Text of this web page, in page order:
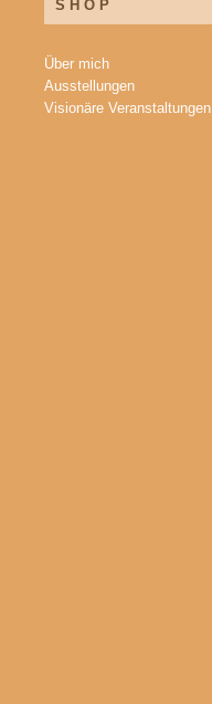
SHOP
Über mich
Ausstellungen
Visionäre Veranstaltungen